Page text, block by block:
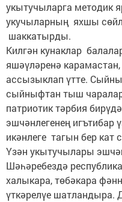
укытучыларга методик
укучыларның яхшы
шаккатырды.
Килгән кунаклар
яшәүләренә
ассызык­лап үтте.
сыйныфтан тыш
патриотик тәрбия
эшчәнлегенең игътибар
икәнлеге тагын бер
Үзән укытучылары
Шәһәребездә
халыкара, төбәкара
үткәрелүе шатландыра.